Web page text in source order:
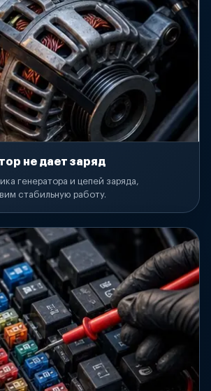
не дает заряд
генератора и цепей заряда,
стабильную работу.